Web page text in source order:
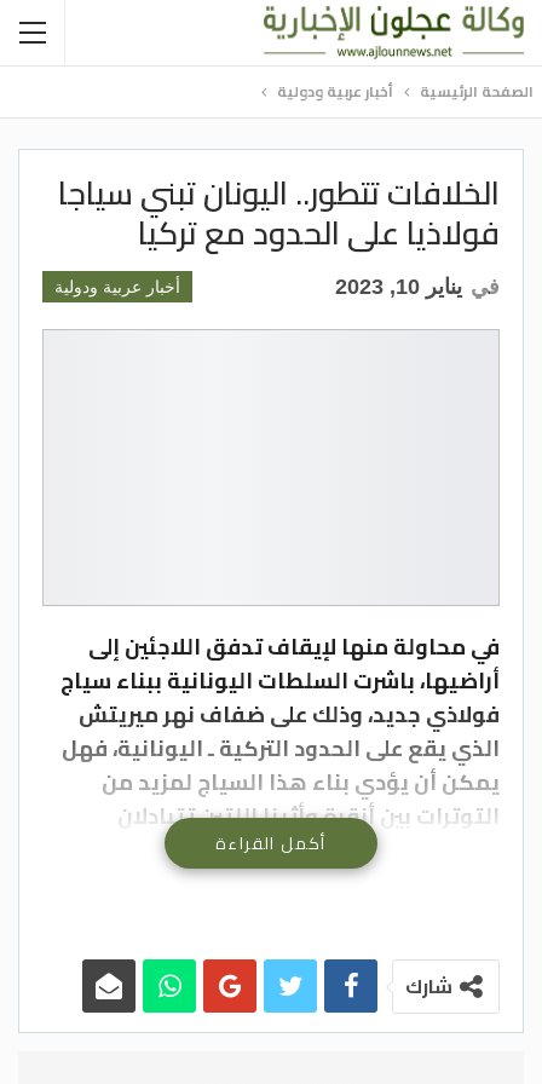
الصفحة الرئيسية أخبار عربية ودولية
الخلافات تتطور.. اليونان تبني سياجا
فولاذيا على الحدود مع تركيا
أخبار عربية ودولية في يناير 10, 2023
في محاولة منها لإيقاف تدفق اللاجئين إلى
أراضيها، باشرت السلطات اليونانية ببناء سياج
فولاذي جديد، وذلك على ضفاف نهر ميريتش
الذي يقع على الحدود التركية ـ اليونانية، فهل
يمكن أن يؤدي بناء هذا السياج لمزيد من
التوترات بين أنقرة وأثينا اللتين تتبادلان
الاتهامات باستمرار بشأن اللاجئين؟.
واعتبر ديبلوماسي تركي وقيادي في حزبٍ
السياج من شأنه أن يزيد من حجم التوتر بين
تركيا واليونان في حال استمر الجانب اليوناني
في بنائه دون العودة أو التنسيق مع الجانب
أكمل القراءة
شارك